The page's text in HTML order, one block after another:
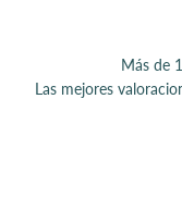
Más de
Las mejores